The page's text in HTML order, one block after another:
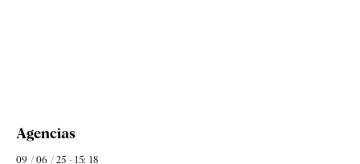
Agencias
09 / 06 / 25 - 15: 18